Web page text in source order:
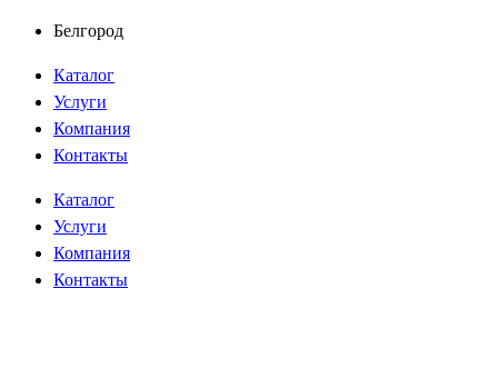
Перейти
содержимому
Белгород
Каталог
Услуги
Компания
Контакты
Каталог
Услуги
Компания
Контакты